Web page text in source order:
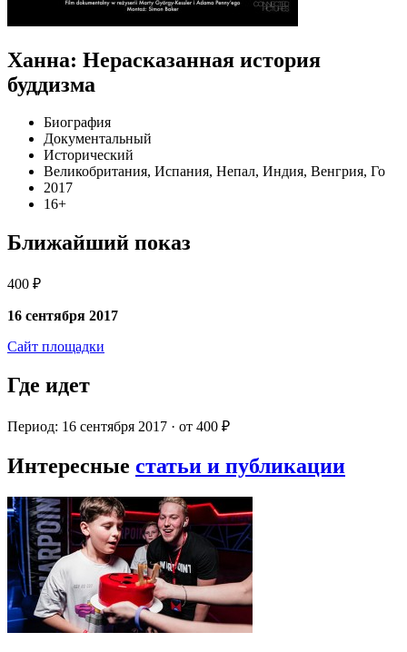
Ханна: Нерасказанная история
буддизма
Биография
Документальный
Исторический
Великобритания, Испания, Непал, Индия, Венгрия, Го
2017
16+
Ближайший показ
400 ₽
16 сентября 2017
Сайт площадки
Где идет
Период: 16 сентября 2017 · от 400 ₽
Интересные статьи и публикации